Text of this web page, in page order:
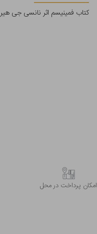
کتاب فمینیسم اثر نانسی جی
امکان پرداخت در محل